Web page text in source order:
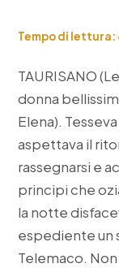
Tempo di lettura:
TAURISANO
donna
Elena).
aspettava il
rassegnarsi e
principi che
la notte
espediente un
Telemaco.